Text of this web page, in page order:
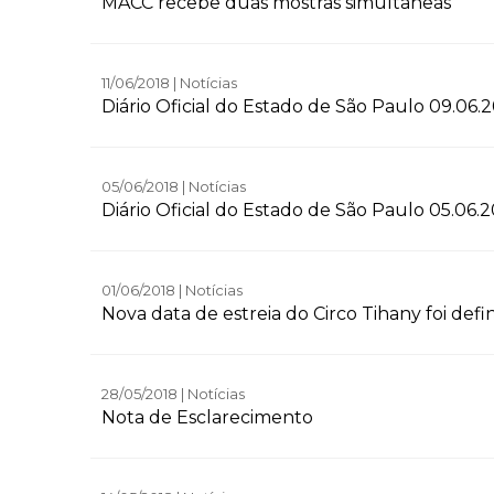
11/06/2018 | Notícias
Diário Oficial do Estado de São Paulo
05/06/2018 | Notícias
Diário Oficial do Estado de São Paulo
01/06/2018 | Notícias
Nova data de estreia do Circo Tihany foi
28/05/2018 | Notícias
Nota de Esclarecimento